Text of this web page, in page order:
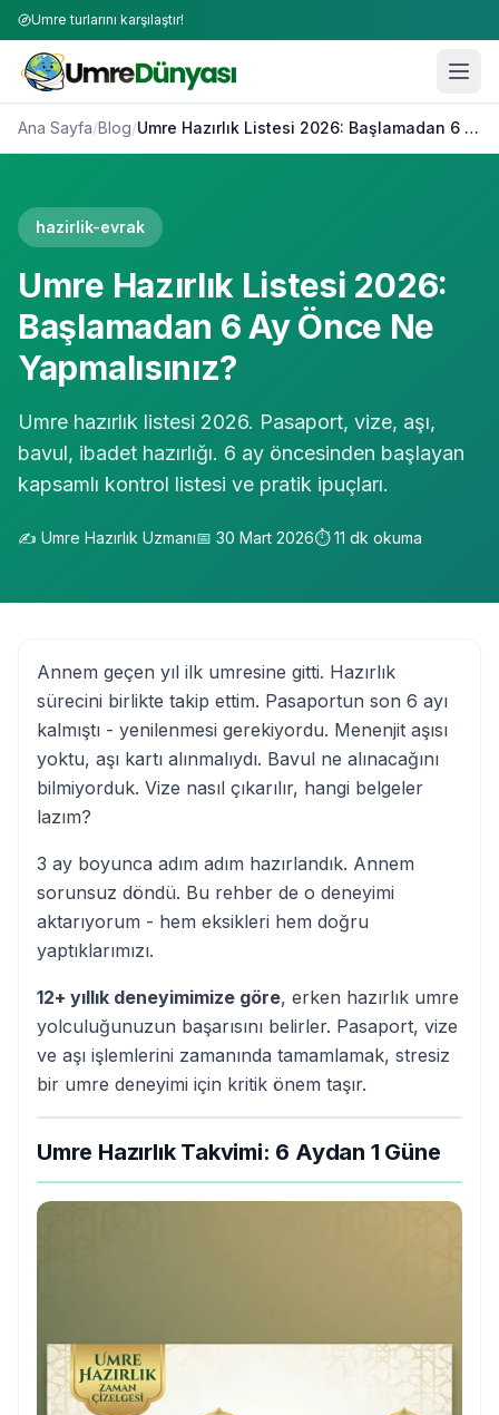
Umre turlarını karşılaştır!
Ana Sayfa/Blog/ Umre Hazırlık Listesi 2026: Başlamadan 6 Ay Önce Ne Yapmalısınız?
hazirlik-evrak
Umre Hazırlık Listesi 2026:
Başlamadan 6 Ay Önce Ne
Yapmalısınız?
Umre hazırlık listesi 2026. Pasaport, vize, aşı,
bavul, ibadet hazırlığı. 6 ay öncesinden başlayan
kapsamlı kontrol listesi ve pratik ipuçları.
✍️ Umre Hazırlık Uzmanı📅 30 Mart 2026⏱️11 dk okuma
Annem geçen yıl ilk umresine gitti. Hazırlık
sürecini birlikte takip ettim. Pasaportun son 6 ayı
kalmıştı - yenilenmesi gerekiyordu. Menenjit aşısı
yoktu, aşı kartı alınmalıydı. Bavul ne alınacağını
bilmiyorduk. Vize nasıl çıkarılır, hangi belgeler
lazım?
3 ay boyunca adım adım hazırlandık. Annem
sorunsuz döndü. Bu rehber de o deneyimi
aktarıyorum - hem eksikleri hem doğru
yaptıklarımızı.
12+ yıllık deneyimimize göre, erken hazırlık umre
yolculuğunuzun başarısını belirler. Pasaport, vize
ve aşı işlemlerini zamanında tamamlamak, stresiz
bir umre deneyimi için kritik önem taşır.
Umre Hazırlık Takvimi: 6 Aydan 1 Güne